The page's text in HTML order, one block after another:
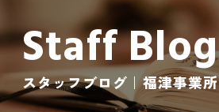
活動内容
ご利用までの流れ
Staff Blog
スタッフブログ｜福津事業所